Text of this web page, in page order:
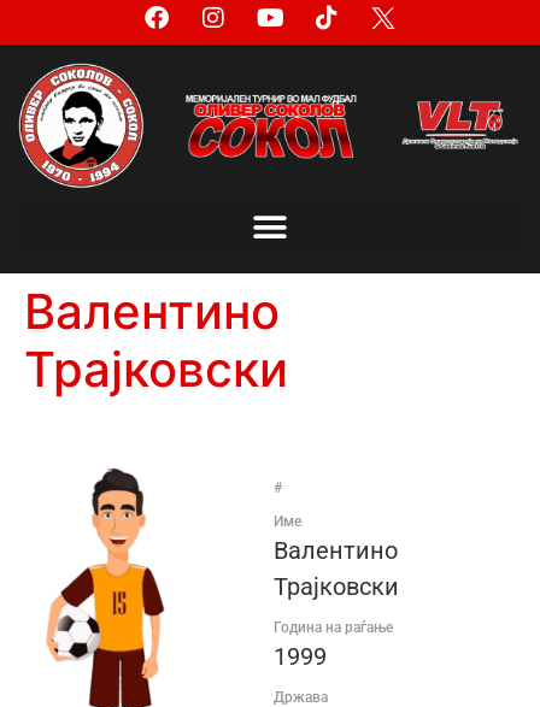
Валентино
Трајковски
#
Име
Валентино
Трајковски
Година на раѓање
1999
Држава